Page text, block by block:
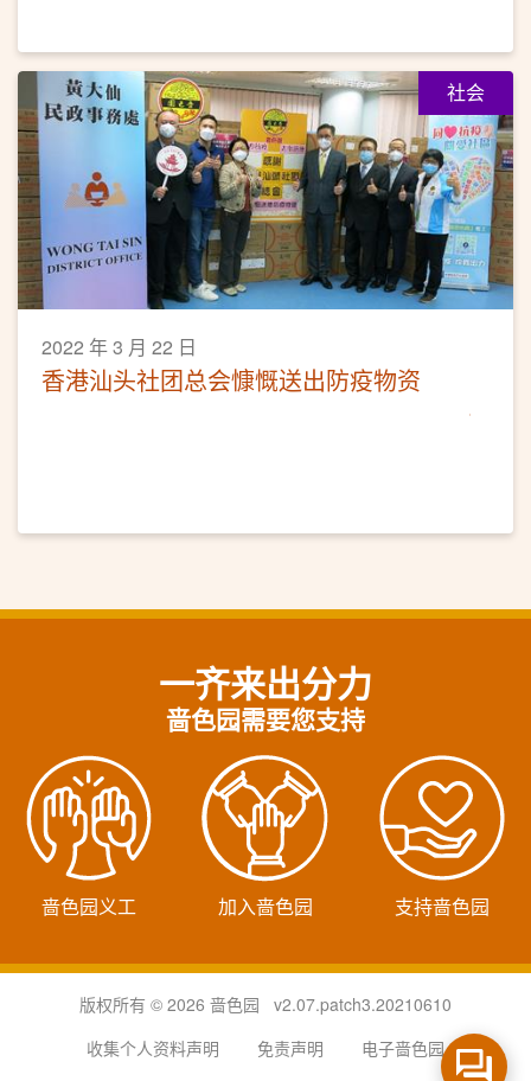
社会
2022 年 3 月 22 日
香港汕头社团总会慷慨送出防疫物资
一齐来出分力
啬色园需要您支持
啬色园义工 加入啬色园 支持啬色园
版权所有 © 2026 啬色园 v2.07.patch3.20210610
收集个人资料声明
免责声明
电子啬色园